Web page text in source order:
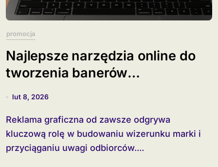
promocja
Najlepsze narzędzia online do
tworzenia banerów
reklamowych
lut 8, 2026
Reklama graficzna od zawsze odgrywa
kluczową rolę w budowaniu wizerunku marki i
przyciąganiu uwagi odbiorców....